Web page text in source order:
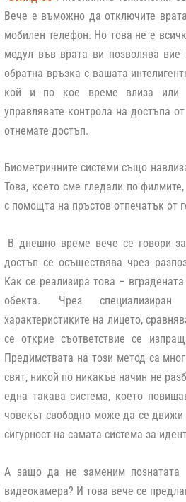
Вече е въможно да отключите
мобилен телефон. Но това не е
модул във врата ви позволява
обратна връзка с вашата
кой и по кое време влиза или
управлявате контрола на достъпа
отнемате достъп.
Биометричните системи също
Това, което сме гледали по
с помощта на пръстов отпечатък от
В днешно време вече се говори
достъп се осъществява чрез
Как се реализира това –
обекта. Чрез
характеристиките на лицето,
се открие съответствие се
Предимствата на този метод са
свят, никой по никакъв начин не
една такава система, което
човекът свободно може да се движи
сигурност на самата система за
А защо да не заменим
видеокамера? И това вече се